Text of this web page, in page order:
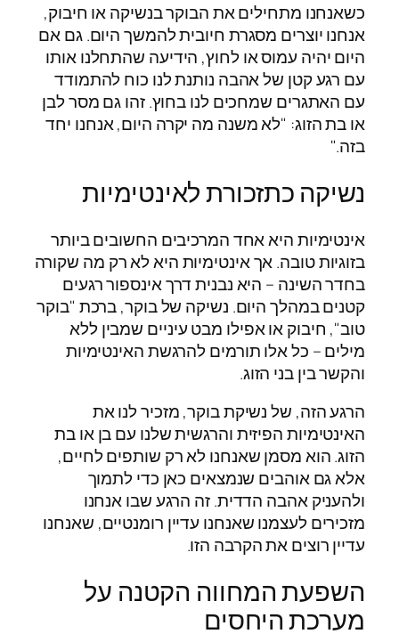
כשאנחנו מתחילים את הבוקר בנשיקה או חיבוק,
אנחנו יוצרים מסגרת חיובית להמשך היום. גם אם
היום יהיה עמוס או לחוץ, הידיעה שהתחלנו אותו
עם רגע קטן של אהבה נותנת לנו כוח להתמודד
עם האתגרים שמחכים לנו בחוץ. זהו גם מסר לבן
או בת הזוג: "לא משנה מה יקרה היום, אנחנו יחד
בזה."
נשיקה כתזכורת לאינטימיות
אינטימיות היא אחד המרכיבים החשובים ביותר
בזוגיות טובה. אך אינטימיות היא לא רק מה שקורה
בחדר השינה – היא נבנית דרך אינספור רגעים
קטנים במהלך היום. נשיקה של בוקר, ברכת "בוקר
טוב", חיבוק או אפילו מבט עיניים שמבין ללא
מילים – כל אלו תורמים להרגשת האינטימיות
והקשר בין בני הזוג.
הרגע הזה, של נשיקת בוקר, מזכיר לנו את
האינטימיות הפיזית והרגשית שלנו עם בן או בת
הזוג. הוא מסמן שאנחנו לא רק שותפים לחיים,
אלא גם אוהבים שנמצאים כאן כדי לתמוך
ולהעניק אהבה הדדית. זה הרגע שבו אנחנו
מזכירים לעצמנו שאנחנו עדיין רומנטיים, שאנחנו
עדיין רוצים את הקרבה הזו.
השפעת המחווה הקטנה על
מערכת היחסים